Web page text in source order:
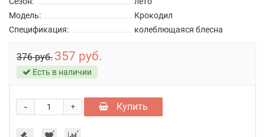
Модель:
Крокодил
Спецификация:
колеблющаяся блесна
376 руб. 357 руб.
Есть в наличии
+
- Купить